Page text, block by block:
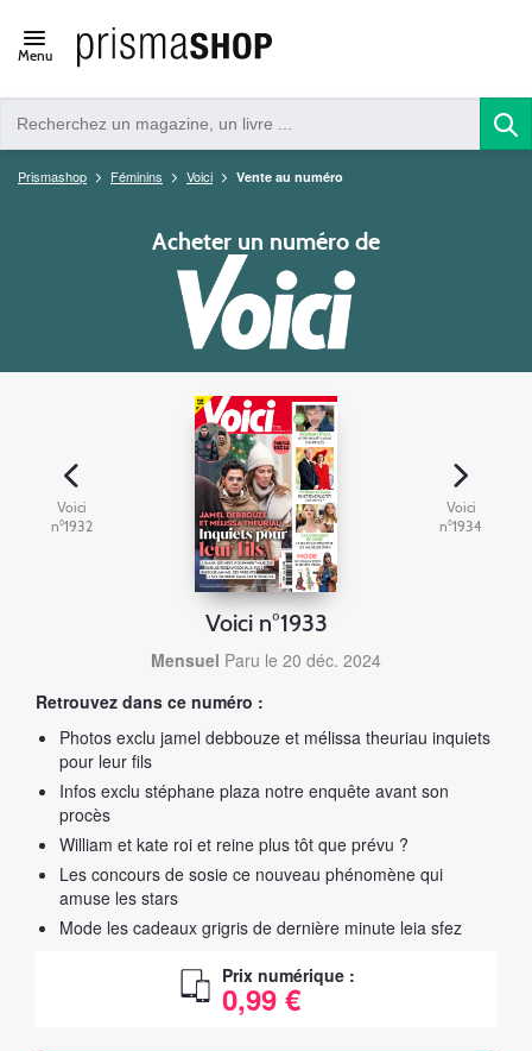
Open/close
navigation
Menu
Prismashop Féminins Voici Vente au numéro
Acheter un numéro de
Voici
n°1932
Voici n°1933
Mensuel Paru le 20 déc. 2024
Retrouvez dans ce numéro :
Photos exclu jamel debbouze et mélissa theuriau inquiets
pour leur fils
Infos exclu stéphane plaza notre enquête avant son
procès
William et kate roi et reine plus tôt que prévu ?
Les concours de sosie ce nouveau phénomène qui
amuse les stars
Mode les cadeaux grigris de dernière minute leia sfez
Prix numérique :
0,99 €
Voici
n°1934